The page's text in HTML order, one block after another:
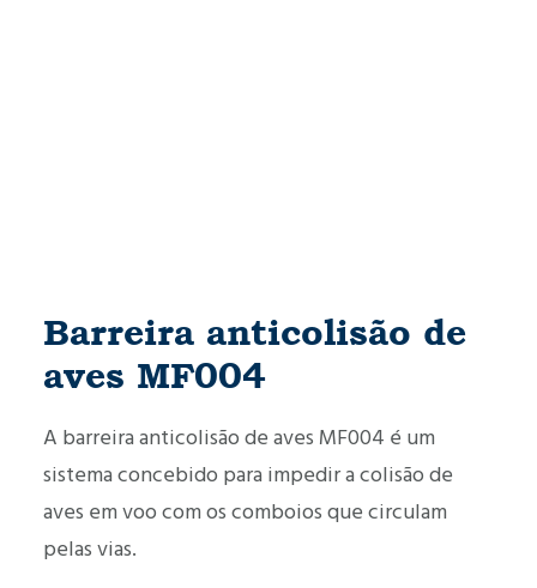
Barreira anticolisão de
aves MF004
A barreira anticolisão de aves MF004 é um
sistema concebido para impedir a colisão de
aves em voo com os comboios que circulam
pelas vias.